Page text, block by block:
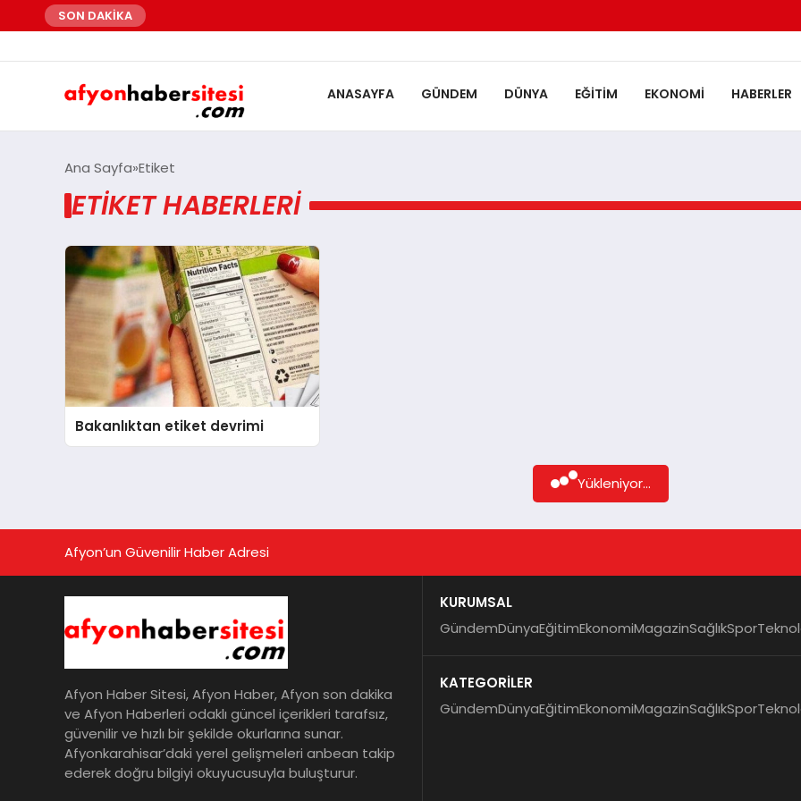
SON DAKİKA
ANASAYFA GÜNDEM DÜNYA EĞITIM EKONOMI HABERLER
Ana Sayfa Etiket
ETIKET HABERLERI
Bakanlıktan etiket devrimi
Yükleniyor...
Afyon’un Güvenilir Haber Adresi
Afyon Haber Sitesi, Afyon Haber, Afyon son dakika
ve Afyon Haberleri odaklı güncel içerikleri tarafsız,
güvenilir ve hızlı bir şekilde okurlarına sunar.
Afyonkarahisar’daki yerel gelişmeleri anbean takip
ederek doğru bilgiyi okuyucusuyla buluşturur.
KURUMSAL
GündemDünyaEğitimEkonomiMagazinSağlıkSpor
KATEGORİLER
GündemDünyaEğitimEkonomiMagazinSağlıkSpor